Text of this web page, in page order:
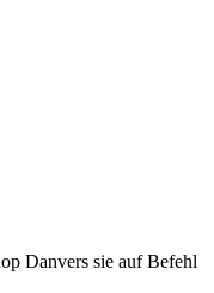
Danvers sie auf Befehl